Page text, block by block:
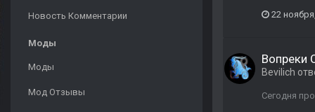
Новость Комментарии
Моды
Моды
Мод Отзывы
22
Вопреки
Bevilich
Сегодня